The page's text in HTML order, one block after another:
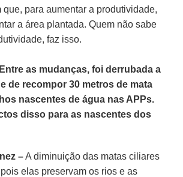
que, para aumentar a produtividade,
a área plantada. Quem não sabe
faz isso.
Entre as mudanças, foi derrubada a
de recompor 30 metros de mata
nascentes de água nas APPs.
disso para as nascentes dos
–A diminuição das matas ciliares
elas preservam os rios e as